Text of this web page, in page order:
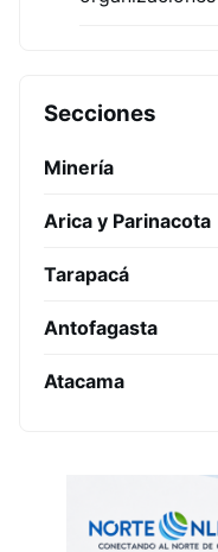
Secciones
Minería
Arica y Parinacota
Tarapacá
Antofagasta
Atacama